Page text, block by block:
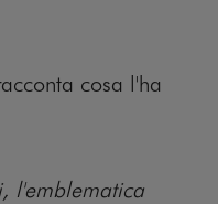
cosa l'ha
l'emblematica